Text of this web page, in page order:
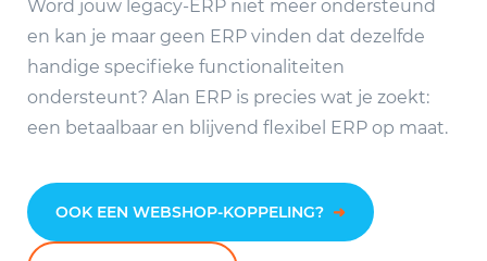
Word jouw legacy-ERP niet meer ondersteund
en kan je maar geen ERP vinden dat dezelfde
handige specifieke functionaliteiten
ondersteunt? Alan ERP is precies wat je zoekt:
een betaalbaar en blijvend flexibel ERP op maat.
OOK EEN WEBSHOP-KOPPELING? ➜